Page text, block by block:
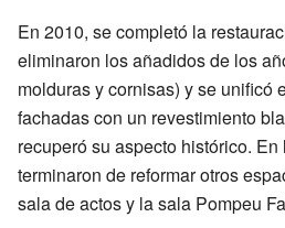
En 2010, se completó la
eliminaron los añadidos de los
molduras y cornisas) y se unificó
fachadas con un revestimiento
recuperó su aspecto histórico.
terminaron de reformar otros
sala de actos y la sala Pompeu